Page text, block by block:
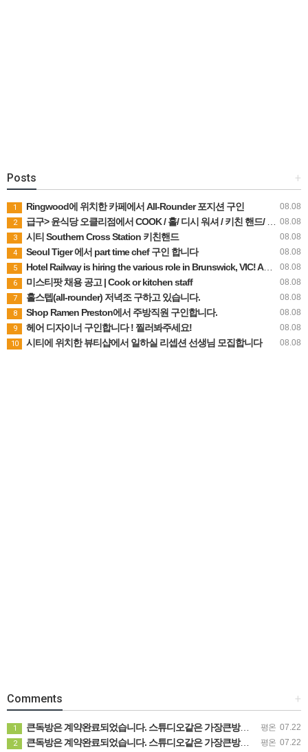
+
Posts
08.08
1 Ringwood에 위치한 카페에서 All-Rounder 포지션 구인
08.08
2 급구> 윤식당 오클리점에서 COOK / 홀/ 디시 워셔 / 키친 핸드/ 주방보조 구합니다 ~~^^
08.08
3 시티 Southern Cross Station 키친핸드
08.08
4 Seoul Tiger 에서 part time chef 구인 합니다
08.08
5 Hotel Railway is hiring the various role in Brunswick, VIC! Apply now to be part of our team!
08.08
6 미스티팟 채용 공고 | Cook or kitchen staff
08.08
7 홀스텝(all-rounder) 저녁조 구하고 있습니다.
08.08
8 Shop Ramen Preston에서 주방직원 구인합니다.
08.08
9 헤어 디자이너 구인합니다 ! 찔러봐주세요!
08.08
10 시티에 위치한 뷰티샵에서 일하실 리셉션 선생님 모집합니다
+
Comments
평온 07.22
1 큰독방은 계약완료되었습니다. 스튜디오같은 가장큰방을 2인동시 또는 혼자서 큰독방으로도 즉시입주 가능합니다.
평온 07.22
2 큰독방은 계약완료되었습니다. 스튜디오같은 가장큰방을 2인동시 또는 혼자서 큰독방으로도 즉시입주 가능합니다.